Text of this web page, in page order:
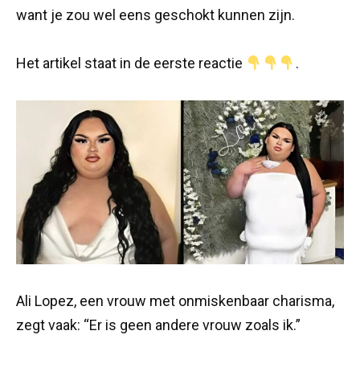
want je zou wel eens geschokt kunnen zijn.
Het artikel staat in de eerste reactie .
Ali Lopez, een vrouw met onmiskenbaar charisma,
zegt vaak: “Er is geen andere vrouw zoals ik.”